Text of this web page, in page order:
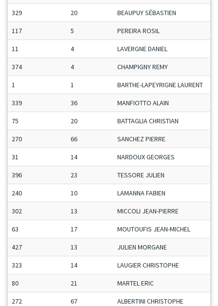
329 20 BEAUPUY SÉBASTIEN
117 5 PEREIRA ROSIL
11 4 LAVERGNE DANIEL
374 4 CHAMPIGNY REMY
1 1 BARTHE-LAPEYRIGNE LAURENT
339 36 MANFIOTTO ALAIN
75 20 BATTAGLIA CHRISTIAN
270 66 SANCHEZ PIERRE
31 14 NARDOUX GEORGES
396 23 TESSORE JULIEN
240 10 LAMANNA FABIEN
302 13 MICCOLI JEAN-PIERRE
63 17 MOUTOUFIS JEAN-MICHEL
427 13 JULIEN MORGANE
323 14 LAUGIER CHRISTOPHE
80 21 MARTEL ERIC
272 67 ALBERTINI CHRISTOPHE